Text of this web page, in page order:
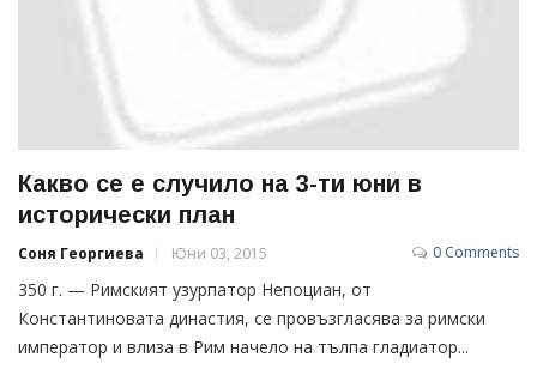
Какво се е случило на 3-ти юни в
исторически план
Соня Георгиева Юни 03, 2015 0 Comments
350 г. — Римският узурпатор Непоциан, от
Константиновата династия, се провъзгласява за римски
император и влиза в Рим начело на тълпа гладиатор...